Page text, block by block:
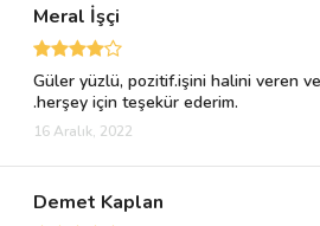
Meral İşçi
Güler yüzlü, pozitif.işini halini veren
.herşey için teşekür ederim.
16 Aralık, 2022
Demet Kaplan